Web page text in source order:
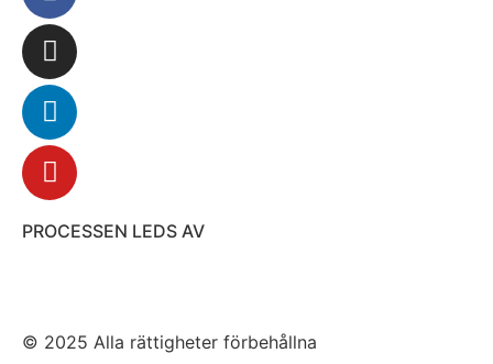
PROCESSEN LEDS AV
© 2025 Alla rättigheter förbehållna